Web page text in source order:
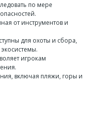
по мере
от инструментов и
для охоты и сбора,
игрокам
включая пляжи, горы и